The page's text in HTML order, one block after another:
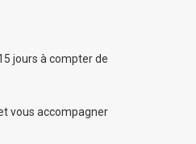
jours à compter de
vous accompagner